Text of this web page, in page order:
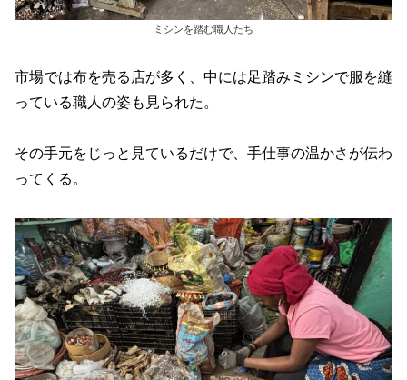
ミシンを踏む職人たち
市場では布を売る店が多く、中には足踏みミシンで服を縫
っている職人の姿も見られた。
その手元をじっと見ているだけで、手仕事の温かさが伝わ
ってくる。